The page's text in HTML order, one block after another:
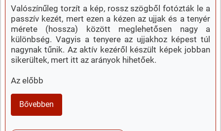
Valószínűleg torzít a kép, rossz szögből fotózták le a
passzív kezét, mert ezen a kézen az ujjak és a tenyér
mérete (hossza) között meglehetősen nagy a
különbség. Vagyis a tenyere az ujjakhoz képest túl
nagynak tűnik. Az aktív kezéről készült képek jobban
sikerültek, mert itt az arányok hihetőek.
Az előbb
Bővebben